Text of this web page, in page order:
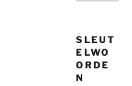
SLEUT
ELWO
ORDE
N